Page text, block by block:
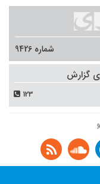
شماره 9426
گزارش
123